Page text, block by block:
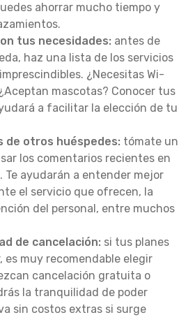
ahorrar mucho tiempo y
tus necesidades: antes de
haz una lista de los servicios
¿Necesitas Wi-
mascotas? Conocer tus
a facilitar la elección de tu
de otros huéspedes: tómate un
los comentarios recientes en
Te ayudarán a entender mejor
el servicio que ofrecen, la
del personal, entre muchos
de cancelación: si tus planes
es muy recomendable elegir
cancelación gratuita o
la tranquilidad de poder
sin costos extras si surge